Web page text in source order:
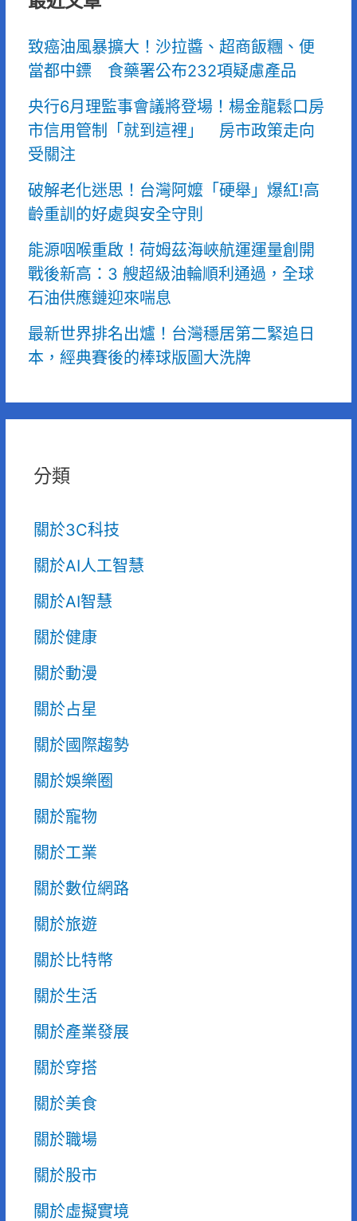
致癌油風暴擴大！沙拉醬、超商飯糰、便
當都中鏢 食藥署公布232項疑慮產品
央行6月理監事會議將登場！楊金龍鬆口房
市信用管制「就到這裡」 房市政策走向
受關注
破解老化迷思！台灣阿嬤「硬舉」爆紅!高
齡重訓的好處與安全守則
能源咽喉重啟！荷姆茲海峽航運運量創開
戰後新高：3 艘超級油輪順利通過，全球
石油供應鏈迎來喘息
最新世界排名出爐！台灣穩居第二緊追日
本，經典賽後的棒球版圖大洗牌
分類
關於3C科技
關於AI人工智慧
關於AI智慧
關於健康
關於動漫
關於占星
關於國際趨勢
關於娛樂圈
關於寵物
關於工業
關於數位網路
關於旅遊
關於比特幣
關於生活
關於產業發展
關於穿搭
關於美食
關於職場
關於股市
關於虛擬實境